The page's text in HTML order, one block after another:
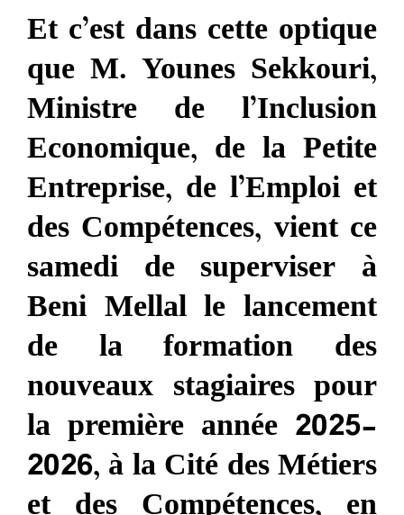
Et c’est dans cette optique
que M. Younes Sekkouri,
Ministre de l’Inclusion
Economique, de la Petite
Entreprise, de l’Emploi et
des Compétences, vient ce
samedi de superviser à
Beni Mellal le lancement
de la formation des
nouveaux stagiaires pour
la première année 2025-
2026, à la Cité des Métiers